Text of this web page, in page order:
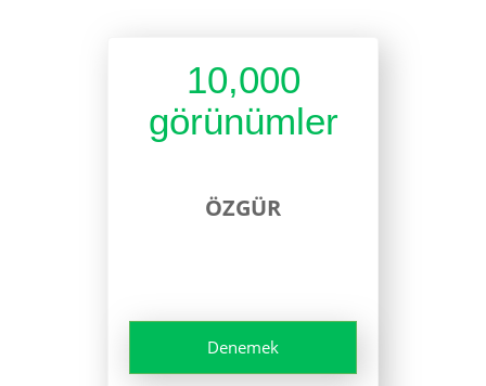
10,000
görünümler
ÖZGÜR
Denemek